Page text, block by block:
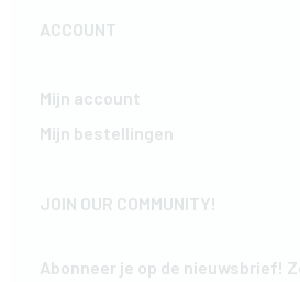
ACCOUNT
Mijn account
Mijn bestellingen
JOIN OUR COMMUNITY!
Abonneer je op de nieuwsbrief!